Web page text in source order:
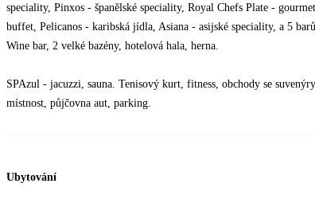
speciality, Pinxos - španělské speciality, Royal Chefs Plate -
buffet, Pelicanos - karibská jídla, Asiana - asijské speciality, a 5
Wine bar, 2 velké bazény, hotelová hala, herna.
SPAzul - jacuzzi, sauna. Tenisový kurt, fitness, obchody se
místnost, půjčovna aut, parking.
Ubytování